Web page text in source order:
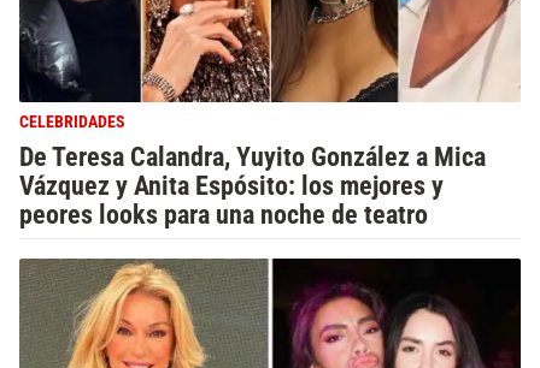
CELEBRIDADES
De Teresa Calandra, Yuyito González a Mica
Vázquez y Anita Espósito: los mejores y
peores looks para una noche de teatro